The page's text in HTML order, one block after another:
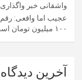
واشقانی خبر واگذاری پروژه ۱۵۰ میلیاردی به
عجیب اما واقعی:
۱۰۰ میلیون تومان است!
آخرین